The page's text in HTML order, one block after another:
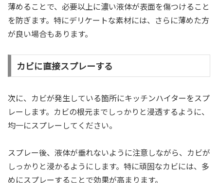
薄めることで、必要以上に濃い液体が表面を傷つけること
を防ぎます。特にデリケートな素材には、さらに薄めた方
が良い場合もあります。
カビに直接スプレーする
次に、カビが発生している箇所にキッチンハイターをスプ
レーします。カビの根元までしっかりと浸透するように、
均一にスプレーしてください。
スプレー後、液体が垂れないように注意しながら、カビが
しっかりと浸かるようにします。特に頑固なカビには、多
めにスプレーすることで効果が高まります。